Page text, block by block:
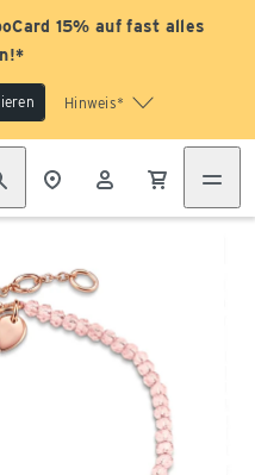
15% auf fast alles
Hinweis*